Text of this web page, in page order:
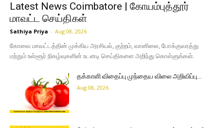
Latest News Coimbatore | கோயம்புத்தூர்
மாவட்ட செய்திகள்
Sathiya Priya - Aug 08, 2026
கோவை மாவட்டத்தின் முக்கிய அரசியல், குற்றம், வானிலை, போக்குவரத்து
மற்றும் உள்ளூர் நிகழ்வுகளின் உடனடி செய்திகளை அறிந்து கொள்ளுங்கள்.
தக்காளி விதைப்பு முந்தைய விலை அறிவிப்பு…
Aug 08, 2026